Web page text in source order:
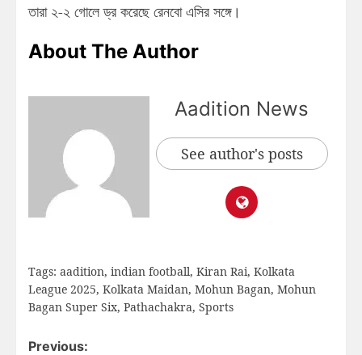
তারা ২-২ গোলে ড্র করেছে রেনবো এসির সঙ্গে।
About The Author
Aadition News
See author's posts
Tags: aadition, indian football, Kiran Rai, Kolkata
League 2025, Kolkata Maidan, Mohun Bagan, Mohun
Bagan Super Six, Pathachakra, Sports
Previous: